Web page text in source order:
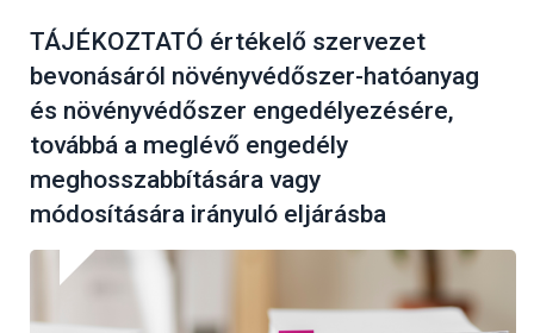
TÁJÉKOZTATÓ értékelő szervezet
bevonásáról növényvédőszer-hatóanyag
és növényvédőszer engedélyezésére,
továbbá a meglévő engedély
meghosszabbítására vagy
módosítására irányuló eljárásba